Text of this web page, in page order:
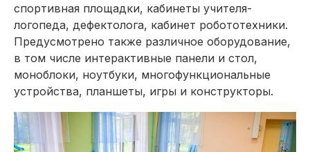
спортивная площадки, кабинеты учителя-
логопеда, дефектолога, кабинет робототехники.
Предусмотрено также различное оборудование,
в том числе интерактивные панели и стол,
моноблоки, ноутбуки, многофункциональные
устройства, планшеты, игры и конструкторы.